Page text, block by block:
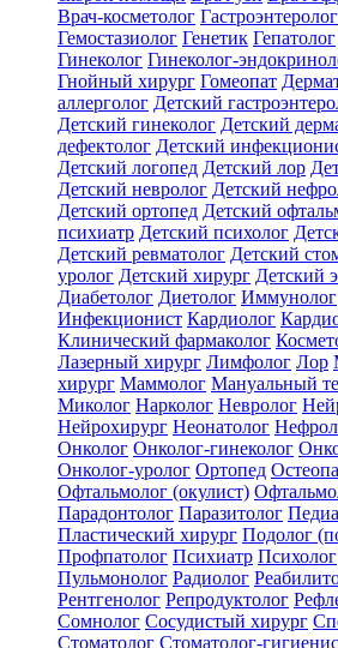
Врач-косметолог Гастроэнтеролог
Гемостазиолог Генетик Гепатолог
Гинеколог Гинеколог-
Гнойный хирург Гомеопат
аллерголог Детский
Детский гинеколог Детский
дефектолог Детский
Детский логопед Детский лор
Детский невролог Детский
Детский ортопед Детский
психиатр Детский психолог
Детский ревматолог Детский
уролог Детский хирург Детский
Диабетолог Диетолог Иммунолог
Инфекционист Кардиолог
Клинический фармаколог
Лазерный хирург Лимфолог Лор
хирург Маммолог Мануальный
Миколог Нарколог Невролог
Нейрохирург Неонатолог
Онколог Онколог-гинеколог
Онколог-уролог Ортопед
Офтальмолог (окулист)
Парадонтолог Паразитолог
Пластический хирург Подолог
Профпатолог Психиатр Психолог
Пульмонолог Радиолог
Рентгенолог Репродуктолог
Сомнолог Сосудистый хирург
Стоматолог Стоматолог-